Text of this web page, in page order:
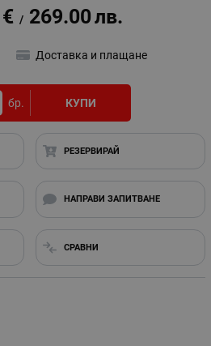
€ / 269.00лв.
Доставка и плащане
бр. КУПИ
РЕЗЕРВИРАЙ
НАПРАВИ ЗАПИТВАНЕ
СРАВНИ